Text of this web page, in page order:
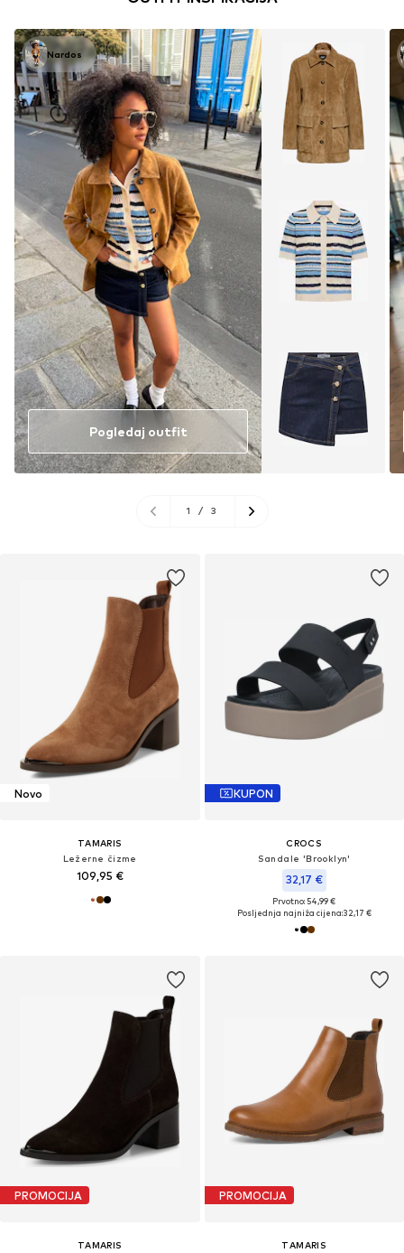
Nardos
Pogledaj outfit
1 / 3
Novo
TAMARIS
Ležerne čizme
109,95 €
KUPON
CROCS
Sandale 'Brooklyn'
32,17 €
Prvotno: 54,99 €
Posljednja najniža cijena:32,17 €
PROMOCIJA
TAMARIS
PROMOCIJA
TAMARIS